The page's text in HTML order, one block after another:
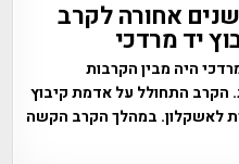
חוזרים 64 שנים אחורה לקרב
יד מרדכי
היה מבין הקרבות
הקרב התחולל על אדמת קיבוץ
לאשקלון. במהלך הקרב הקשה